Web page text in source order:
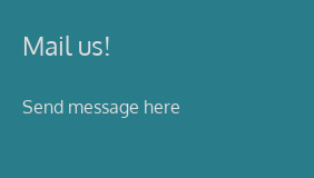
Mail us!
Send message here